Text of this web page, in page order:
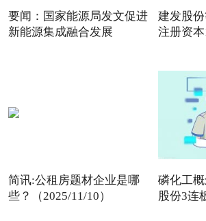
要闻：国家能源局发文促进
新能源集成融合发展
建发股
注册资
简讯:公租房题材企业是哪
些？（2025/11/10）
磷化工
股份3连